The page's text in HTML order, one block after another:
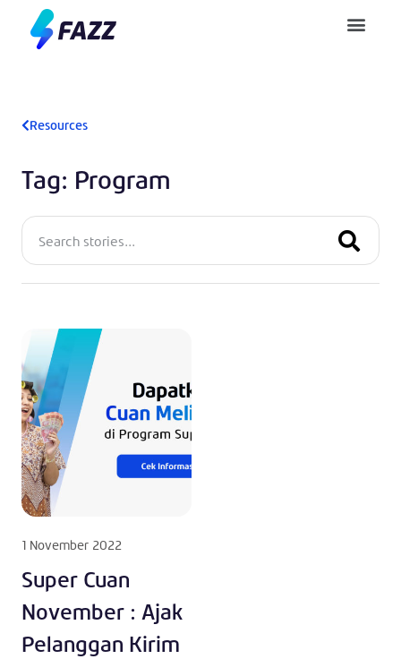
Resources
Tag: Program
1 November 2022
Super Cuan
November : Ajak
Pelanggan Kirim